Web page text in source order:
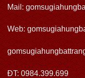
Mail:
Web:
ĐT: 0984.399.699